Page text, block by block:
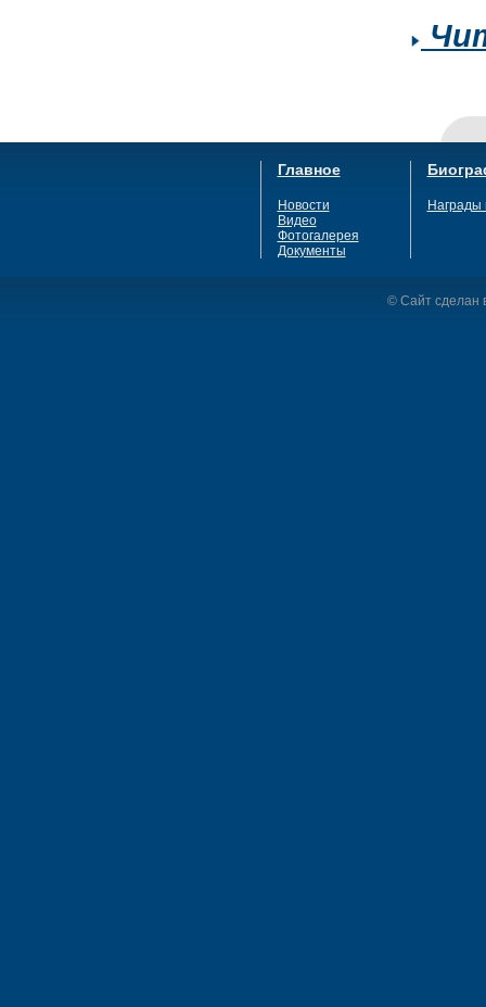
Главное
Новости
Видео
Фотогалерея
Документы
Награды
© Сайт сделан